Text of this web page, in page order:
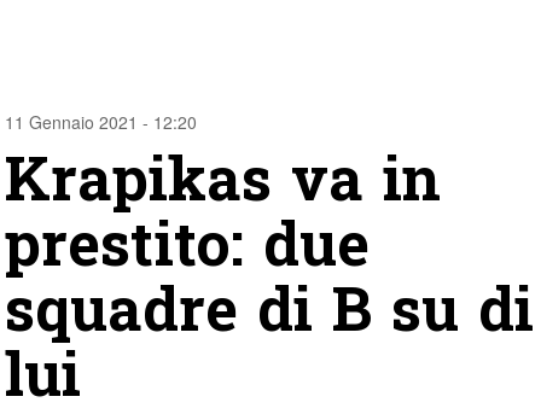
11 Gennaio 2021 - 12:20
Krapikas va in
prestito: due
squadre di B su di
lui